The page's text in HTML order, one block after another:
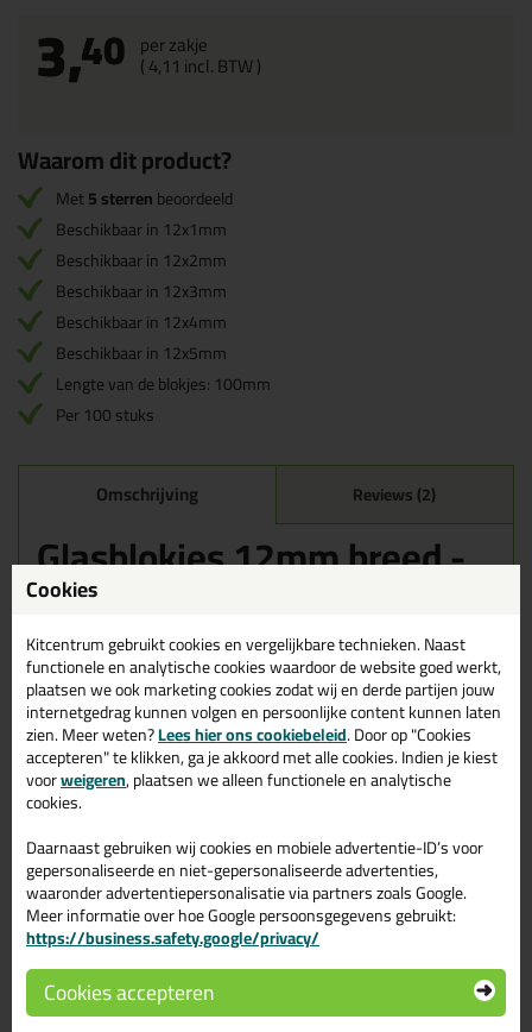
3,40 per zakje
(4,11 incl. BTW )
Waarom dit product?
Met5 sterrenbeoordeeld
Beschikbaar in 12x1mm
Beschikbaar in 12x2mm
Beschikbaar in 12x3mm
Beschikbaar in 12x4mm
Beschikbaar in 12x5mm
Lengte van de blokjes: 100mm
Per 100 stuks
Omschrijving Reviews (2)
Glasblokjes 12mm breed -
100 stuks in 1mm dik (wit)
vandaag nog! Vandaag besteld = morgen in huis.
Wil je meer weten over de toepassing en kenmerken van dit
product?Lees alles over dit product >
Gerelateerde producten
Cookies
Kitcentrum gebruikt cookies en vergelijkbare technieken. Naast
functionele en analytische cookies waardoor de website goed werkt,
plaatsen we ook marketing cookies zodat wij en derde partijen jouw
internetgedrag kunnen volgen en persoonlijke content kunnen laten
zien. Meer weten?Lees hier ons cookiebeleid. Door op "Cookies
accepteren" te klikken, ga je akkoord met alle cookies. Indien je kiest
voorweigeren, plaatsen we alleen functionele en analytische
cookies.
Daarnaast gebruiken wij cookies en mobiele advertentie-ID’s voor
gepersonaliseerde en niet-gepersonaliseerde advertenties,
waaronder advertentiepersonalisatie via partners zoals Google.
Meer informatie over hoe Google persoonsgegevens gebruikt:
https://business.safety.google/privacy/
Cookies accepteren